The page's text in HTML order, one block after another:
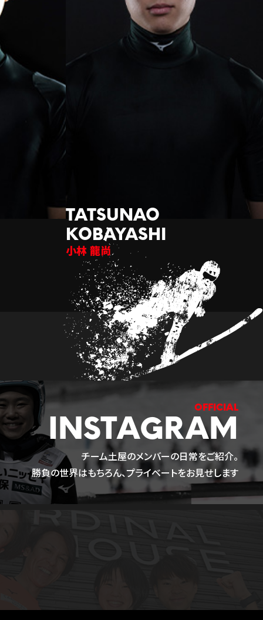
小林 龍尚
INSTAGRAM
チーム土屋のメンバーの日常をご紹介。
勝負の世界はもちろん、プライベートをお見せします